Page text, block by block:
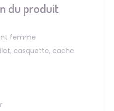
du produit
femme
casquette, cache